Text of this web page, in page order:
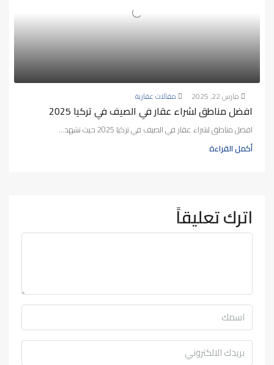
مارس 22, 2025 مقالات عقارية
افضل مناطق لشراء عقار في الصيف في تركيا 2025
افضل مناطق لشراء عقار في الصيف في تركيا 2025 حيث تشهد...
أكمل القراءة
اترك تعليقاً